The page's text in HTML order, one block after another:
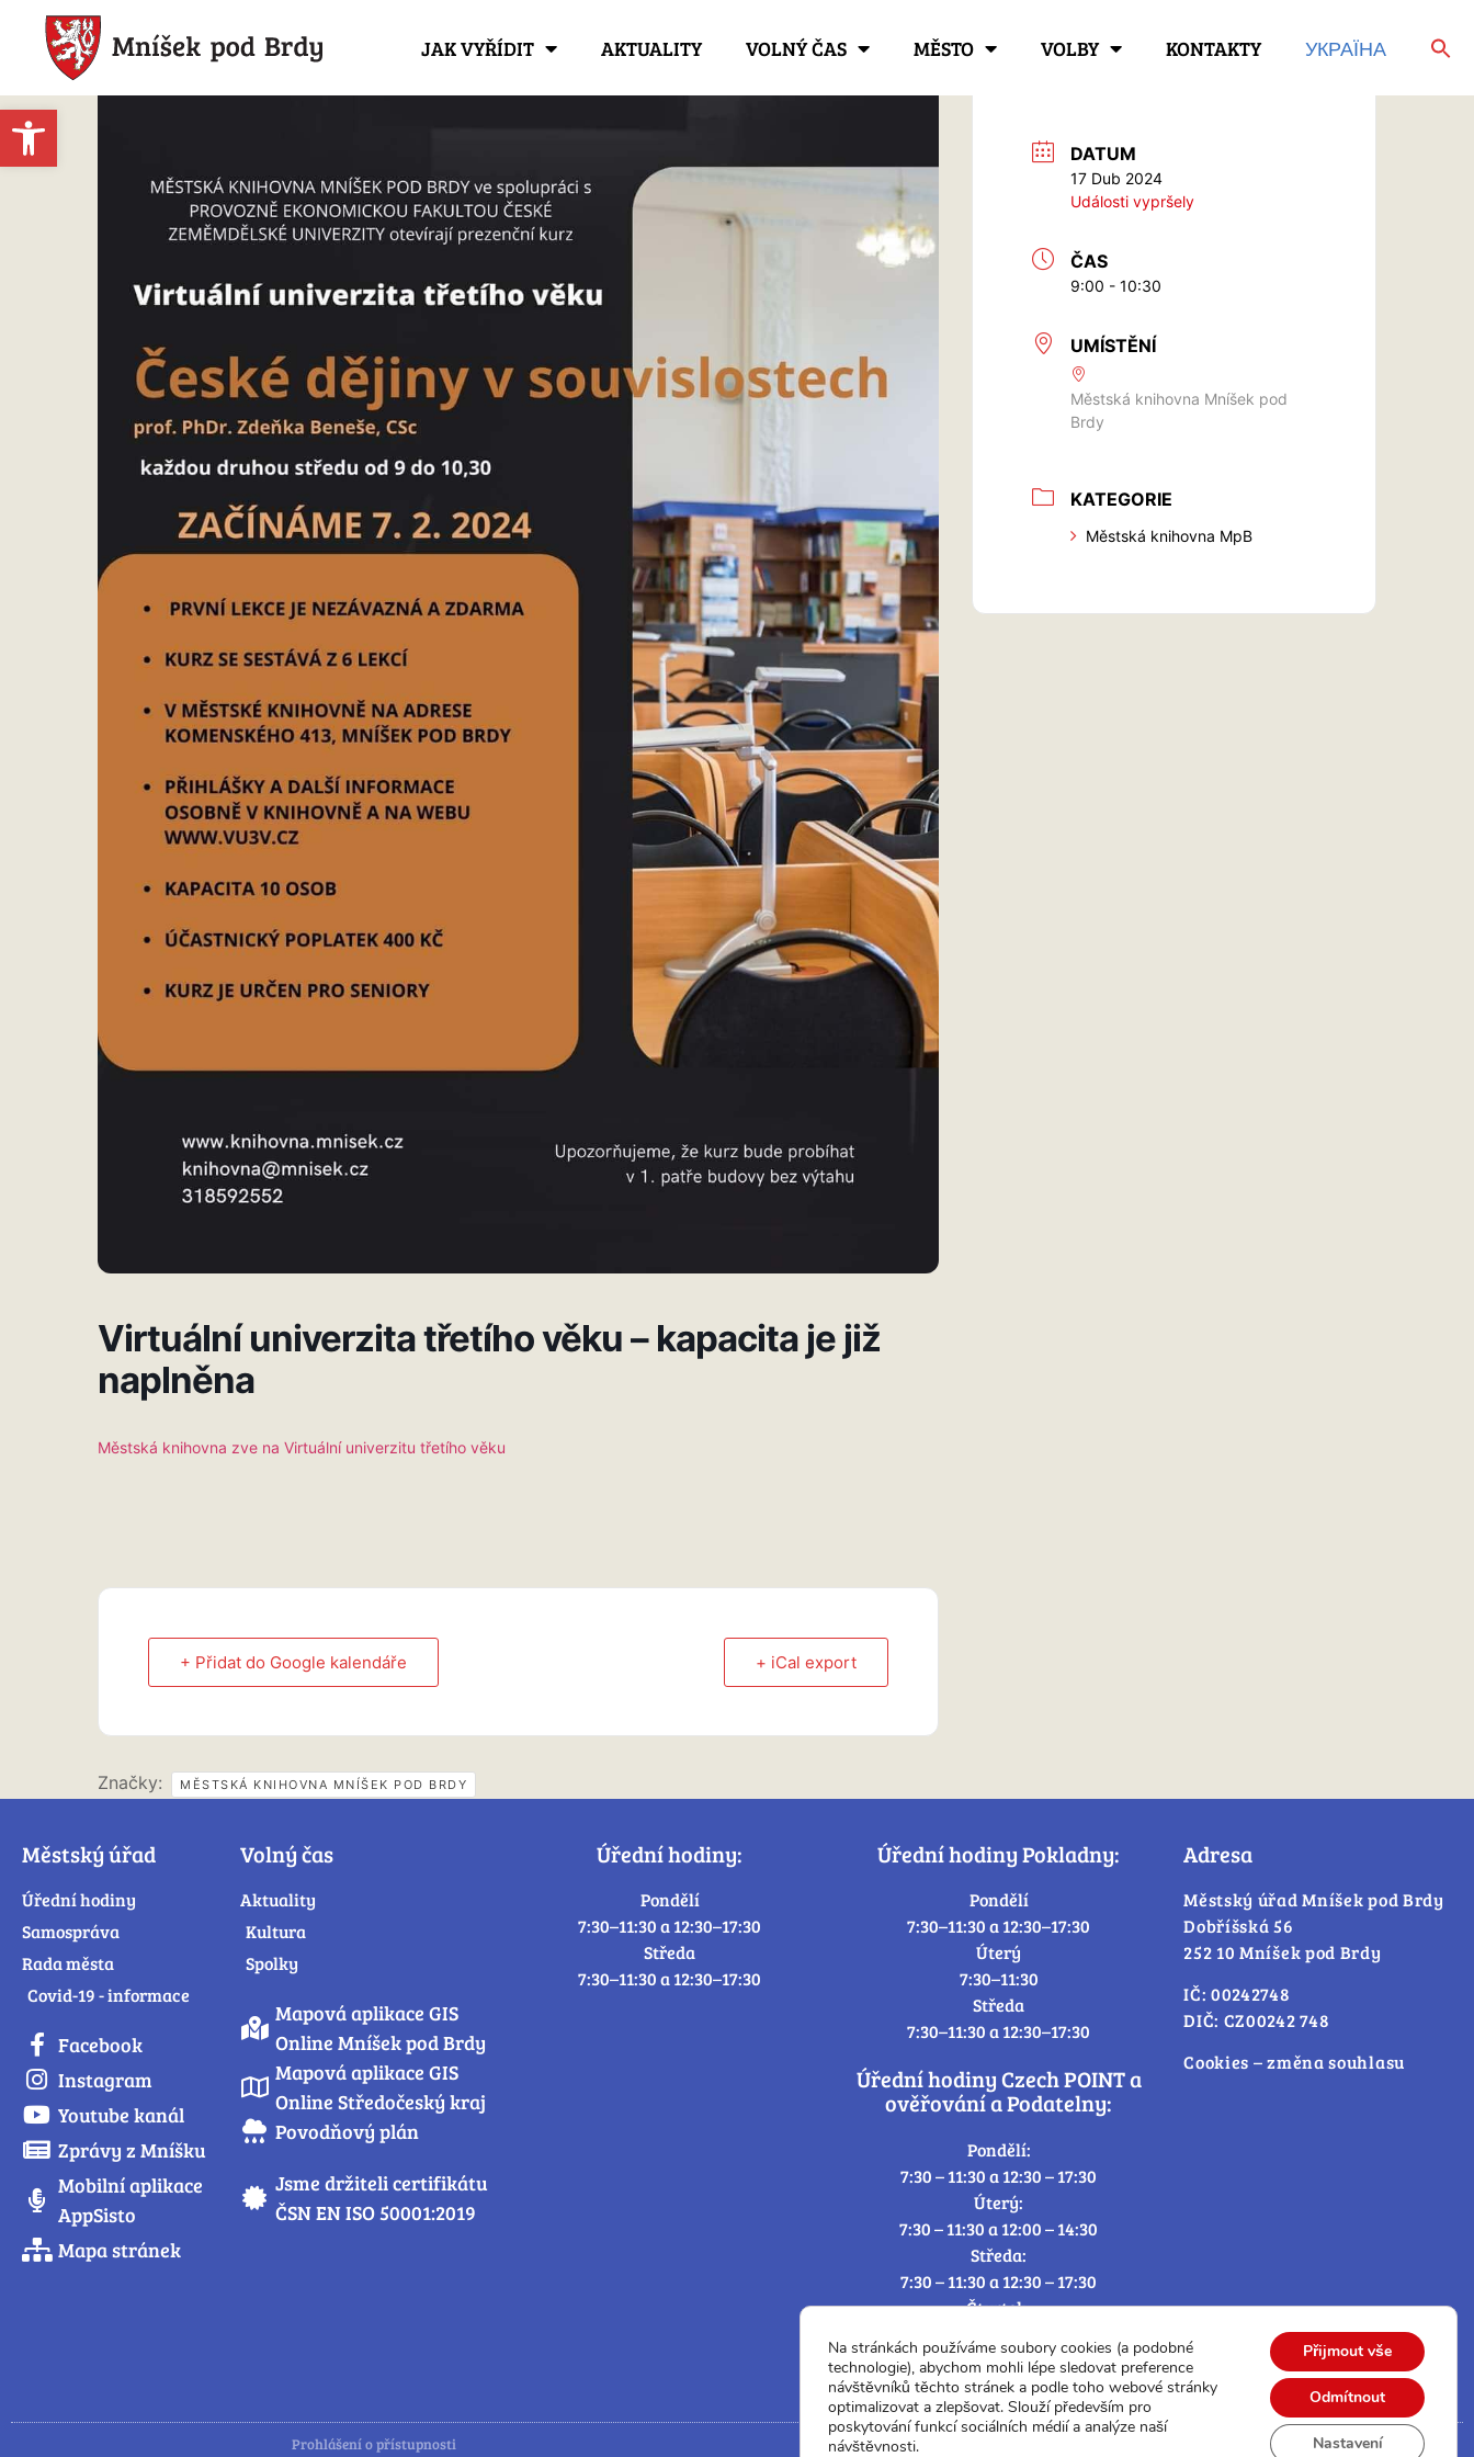
Open toolbar
JAK VYŘÍDIT AKTUALITY VOLNÝ ČAS MĚSTO VOLBY KONTAKTY УКРАЇНА
Virtuální univerzita třetího věku – kapacita je již
naplněna
Městská knihovna zve na Virtuální univerzitu třetího věku
+ Přidat do Google kalendáře + iCal export
Značky: MĚSTSKÁ KNIHOVNA MNÍŠEK POD BRDY
DATUM
17 Dub 2024
Události vypršely
ČAS
9:00 - 10:30
UMÍSTĚNÍ
Městská knihovna Mníšek pod
Brdy
KATEGORIE
Městská knihovna MpB
Městský úřad
Úřední hodiny
Samospráva
Rada města
Covid-19 - informace
Facebook
Instagram
Youtube kanál
Zprávy z Mníšku
Mobilní aplikace
AppSisto
Mapa stránek
Volný čas
Aktuality
Kultura
Spolky
Mapová aplikace GIS
Online Mníšek pod Brdy
Mapová aplikace GIS
Online Středočeský kraj
Povodňový plán
Jsme držiteli certifikátu
ČSN EN ISO 50001:2019
Úřední hodiny:
Pondělí
7:30–11:30 a 12:30–17:30
Středa
7:30–11:30 a 12:30–17:30
Úřední hodiny Pokladny:
Pondělí
7:30–11:30 a 12:30–17:30
Úterý
7:30–11:30
Středa
7:30–11:30 a 12:30–17:30
Úřední hodiny Czech POINT a
ověřování a Podatelny:
Pondělí:
7:30 – 11:30 a 12:30 – 17:30
Úterý:
7:30 – 11:30 a 12:00 – 14:30
Středa:
7:30 – 11:30 a 12:30 – 17:30
Čtvrtek:
Pátek:
7:30 – 12:30
Adresa
Městský úřad Mníšek pod Brdy
Dobříšská 56
252 10 Mníšek pod Brdy
IČ: 00242748
DIČ: CZ00242 748
Cookies – změna souhlasu
Prohlášení o přístupnosti
Na stránkách používáme soubory cookies (a podobné
technologie), abychom mohli lépe sledovat preference
návštěvníků těchto stránek a podle toho webové stránky
optimalizovat a zlepšovat. Slouží především pro
poskytování funkcí sociálních médií a analýze naší
návštěvnosti.
Přijmout vše
Odmítnout
Nastavení